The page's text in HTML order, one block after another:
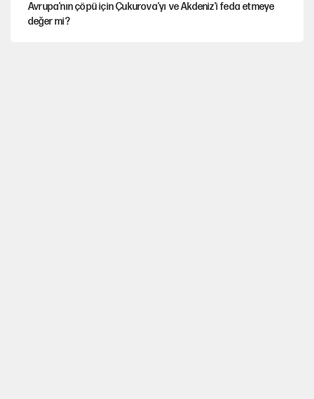
Avrupa'nın çöpü için Çukurova'yı ve Akdeniz'i feda etmeye
değer mi?